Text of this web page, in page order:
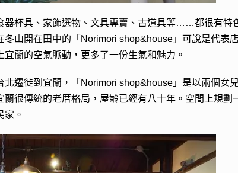
器杯具、家飾選物、文具專賣、古道具等……都很有特
山開在田中的「Norimori shop&house」可說是代表
蘭的空氣脈動，更多了一份生氣和魅力。
遷徙到宜蘭，「Norimori shop&house」是以兩個女
很傳統的老厝格局， 屋齡已經有八十年。 空間上規劃
家。